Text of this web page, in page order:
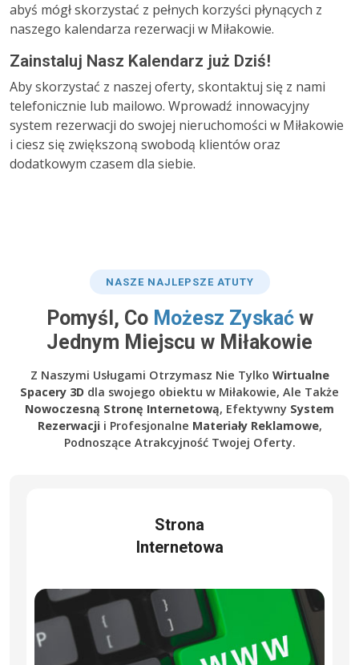
abyś mógł skorzystać z pełnych korzyści płynących z
naszego kalendarza rezerwacji w Miłakowie.
Zainstaluj Nasz Kalendarz już Dziś!
Aby skorzystać z naszej oferty, skontaktuj się z nami
telefonicznie lub mailowo. Wprowadź innowacyjny
system rezerwacji do swojej nieruchomości w Miłakowie
i ciesz się zwiększoną swobodą klientów oraz
dodatkowym czasem dla siebie.
NASZE NAJLEPSZE ATUTY
Pomyśl, Co Możesz Zyskaćw
Jednym Miejscu w Miłakowie
Z Naszymi Usługami Otrzymasz Nie Tylko Wirtualne
Spacery 3D dla swojego obiektu w Miłakowie, Ale Także
Nowoczesną Stronę Internetową, Efektywny System
Rezerwacjii Profesjonalne Materiały Reklamowe,
Podnoszące Atrakcyjność Twojej Oferty.
Strona
Internetowa